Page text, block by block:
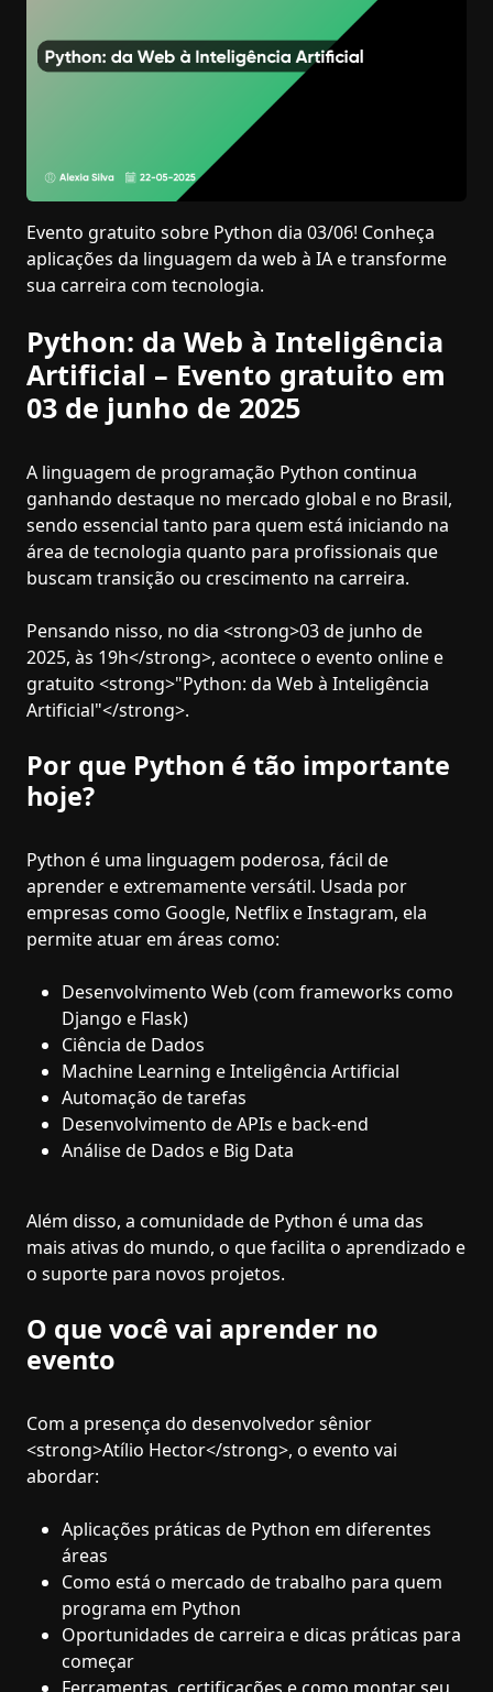
Evento gratuito sobre Python dia 03/06! Conheça
aplicações da linguagem da web à IA e transforme
sua carreira com tecnologia.
Python: da Web à Inteligência
Artificial – Evento gratuito em
03 de junho de 2025
A linguagem de programação Python continua
ganhando destaque no mercado global e no Brasil,
sendo essencial tanto para quem está iniciando na
área de tecnologia quanto para profissionais que
buscam transição ou crescimento na carreira.
Pensando nisso, no dia <strong>03 de junho de
2025, às 19h</strong>, acontece o evento online e
gratuito <strong>"Python: da Web à Inteligência
Artificial"</strong>.
Por que Python é tão importante
hoje?
Python é uma linguagem poderosa, fácil de
aprender e extremamente versátil. Usada por
empresas como Google, Netflix e Instagram, ela
permite atuar em áreas como:
Desenvolvimento Web (com frameworks como
Django e Flask)
Ciência de Dados
Machine Learning e Inteligência Artificial
Automação de tarefas
Desenvolvimento de APIs e back-end
Análise de Dados e Big Data
Além disso, a comunidade de Python é uma das
mais ativas do mundo, o que facilita o aprendizado e
o suporte para novos projetos.
O que você vai aprender no
evento
Com a presença do desenvolvedor sênior
<strong>Atílio Hector</strong>, o evento vai
abordar:
Aplicações práticas de Python em diferentes
áreas
Como está o mercado de trabalho para quem
programa em Python
Oportunidades de carreira e dicas práticas para
começar